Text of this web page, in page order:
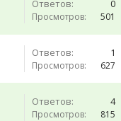
Ответов: 0
Просмотров: 501
Ответов: 1
Просмотров: 627
Ответов: 4
Просмотров: 815